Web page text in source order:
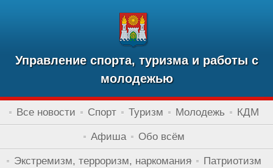
Управление спорта, туризма и работы с
молодежью
Все новости Спорт Туризм Молодежь КДМ
Афиша Обо всём
Экстремизм, терроризм, наркомания Патриотизм